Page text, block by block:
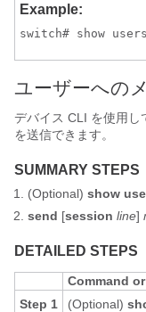
Example:
switch# show users
ユーザーへの
デバイス CLI を使用し
を送信できます。
SUMMARY STEPS
(Optional) show
send [session line]
DETAILED STEPS
Command
Step 1
(Optional)